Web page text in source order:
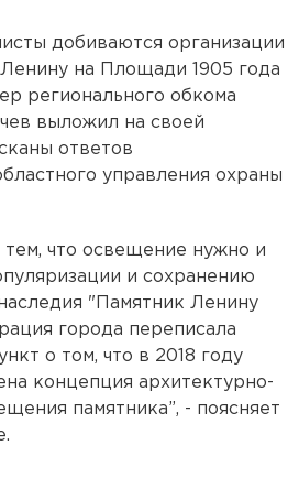
добиваются организации
на Площади 1905 года
регионального обкома
выложил на своей
ответов
управления охраны
тем, что освещение нужно и
и сохранению
"Памятник Ленину
города переписала
о том, что в 2018 году
концепция архитектурно-
памятника”, - поясняет